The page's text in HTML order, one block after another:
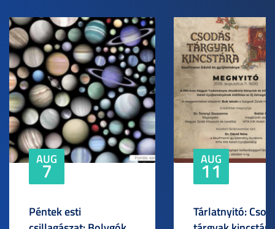
AUG
7
Péntek esti
AUG
11
Tárlatnyitó: